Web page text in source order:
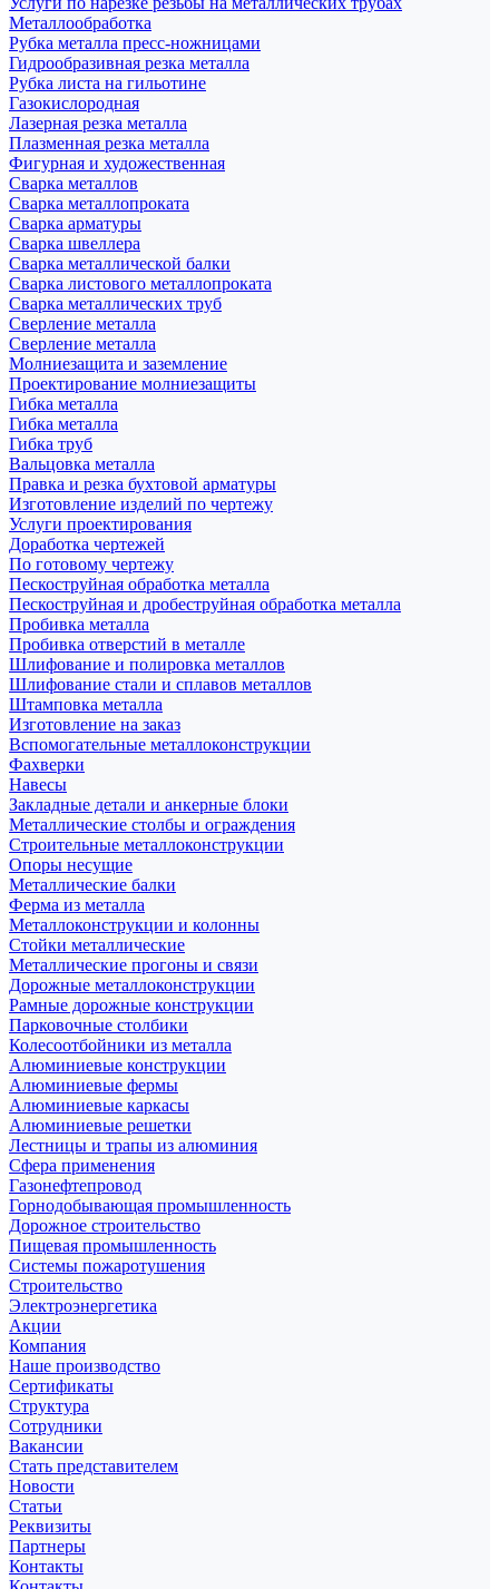
Металлообработка
Рубка металла пресс-ножницами
Гидрообразивная резка металла
Рубка листа на гильотине
Газокислородная
Лазерная резка металла
Плазменная резка металла
Фигурная и художественная
Сварка металлов
Сварка металлопроката
Сварка арматуры
Сварка швеллера
Сварка металлической балки
Сварка листового металлопроката
Сварка металлических труб
Сверление металла
Сверление металла
Молниезащита и заземление
Проектирование молниезащиты
Гибка металла
Гибка металла
Гибка труб
Вальцовка металла
Правка и резка бухтовой арматуры
Изготовление изделий по чертежу
Услуги проектирования
Доработка чертежей
По готовому чертежу
Пескоструйная обработка металла
Пескоструйная и дробеструйная обработка металла
Пробивка металла
Пробивка отверстий в металле
Шлифование и полировка металлов
Шлифование стали и сплавов металлов
Штамповка металла
Изготовление на заказ
Вспомогательные металлоконструкции
Фахверки
Навесы
Закладные детали и анкерные блоки
Металлические столбы и ограждения
Строительные металлоконструкции
Опоры несущие
Металлические балки
Ферма из металла
Металлоконструкции и колонны
Стойки металлические
Металлические прогоны и связи
Дорожные металлоконструкции
Рамные дорожные конструкции
Парковочные столбики
Колесоотбойники из металла
Алюминиевые конструкции
Алюминиевые фермы
Алюминиевые каркасы
Алюминиевые решетки
Лестницы и трапы из алюминия
Сфера применения
Газонефтепровод
Горнодобывающая промышленность
Дорожное строительство
Пищевая промышленность
Системы пожаротушения
Строительство
Электроэнергетика
Акции
Компания
Наше производство
Сертификаты
Структура
Сотрудники
Вакансии
Стать представителем
Новости
Статьи
Реквизиты
Партнеры
Контакты